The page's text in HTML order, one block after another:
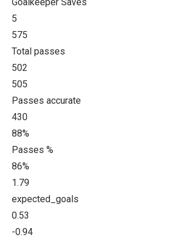
5
575
Total passes
502
505
Passes accurate
430
88%
Passes %
86%
1.79
expected_goals
0.53
-0.94